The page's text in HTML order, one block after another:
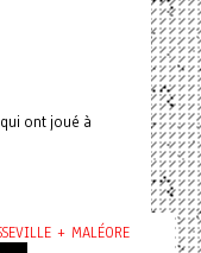
ont joué à
+ MALÉORE